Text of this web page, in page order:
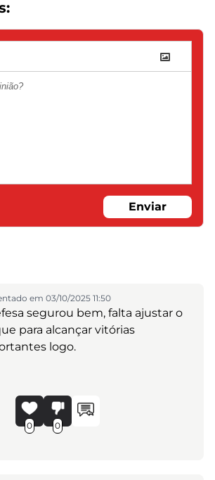
Enviar
em 03/10/2025 11:50
segurou bem, falta ajustar o
para alcançar vitórias
logo.
0 0